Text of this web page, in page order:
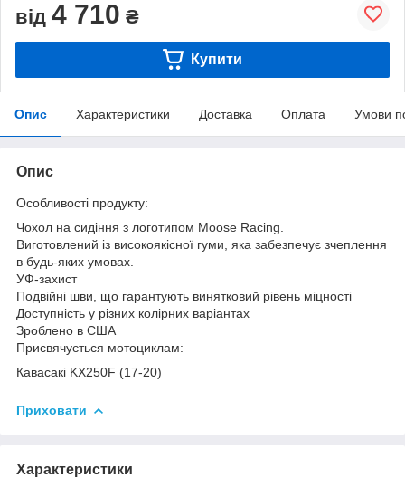
від 4 710 ₴
Купити
Опис Характеристики Доставка Оплата Умови
Опис
Особливості продукту:
Чохол на сидіння з логотипом Moose Racing.
Виготовлений із високоякісної гуми, яка забезпечує зчеплення
в будь-яких умовах.
УФ-захист
Подвійні шви, що гарантують винятковий рівень міцності
Доступність у різних колірних варіантах
Зроблено в США
Присвячується мотоциклам:
Кавасакі KX250F (17-20)
Приховати
Характеристики